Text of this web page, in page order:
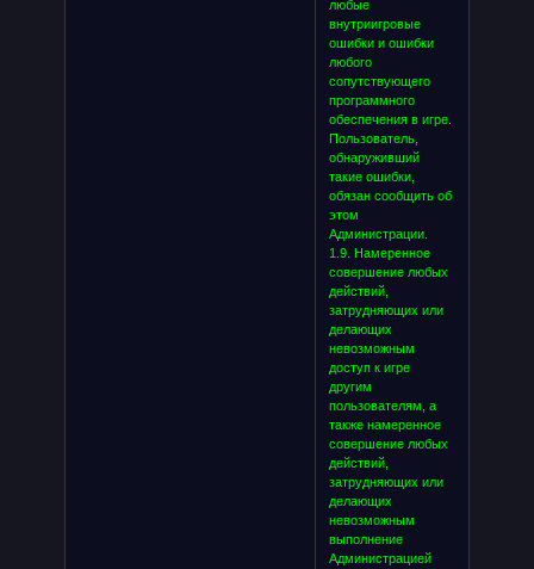
любые
внутриигровые
ошибки и ошибки
любого
сопутствующего
программного
обеспечения в игре.
Пользователь,
обнаруживший
такие ошибки,
обязан сообщить об
этом
Администрации.
1.9. Намеренное
совершение любых
действий,
затрудняющих или
делающих
невозможным
доступ к игре
другим
пользователям, а
также намеренное
совершение любых
действий,
затрудняющих или
делающих
невозможным
выполнение
Администрацией